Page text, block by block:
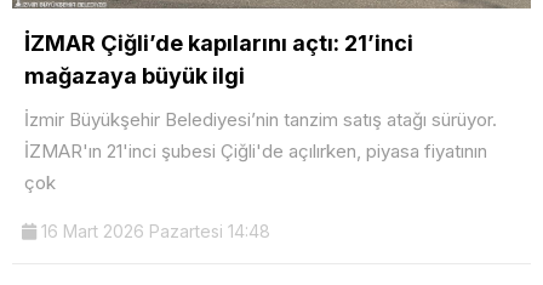
İZMAR Çiğli’de kapılarını açtı: 21’inci
mağazaya büyük ilgi
İzmir Büyükşehir Belediyesi’nin tanzim satış atağı sürüyor.
İZMAR'ın 21'inci şubesi Çiğli'de açılırken, piyasa fiyatının
çok
16 Mart 2026 Pazartesi 14:48